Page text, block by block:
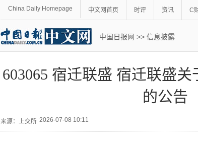
China Daily Homepage 中文网首页 时评 资讯 C
中国日报网 >> 信息披露
603065 宿迁联盛 宿迁联盛
的公告
来源： 上交所 2026-07-08 10:11